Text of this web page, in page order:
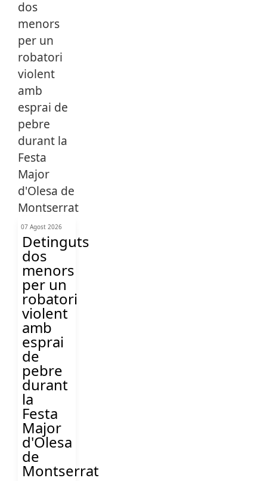
07 Agost 2026
Detinguts
dos
menors
per un
robatori
violent
amb
esprai
de
pebre
durant
la
Festa
Major
d'Olesa
de
Montserrat